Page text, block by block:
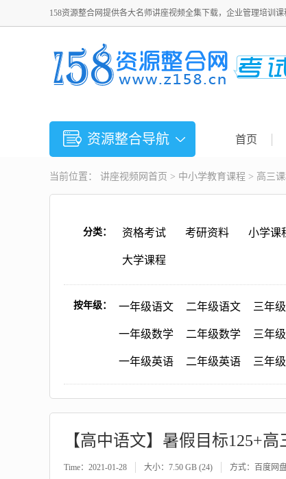
158资源整合网提供各大名师讲座视频全集下载，企业管理培训
资源整合导航 首页
当前位置： 讲座视频 网首页 > 中小学教育课程 > 高三
分类： 资格考试 考研资料 小学课
大学课程
按年级： 一年级语文 二年级语文 三年
一年级数学 二年级数学 三年
一年级英语 二年级英语 三年
【高中语文】暑假目标125+
Time：2021-01-28 大小：7.50 GB (24) 方式：百度网